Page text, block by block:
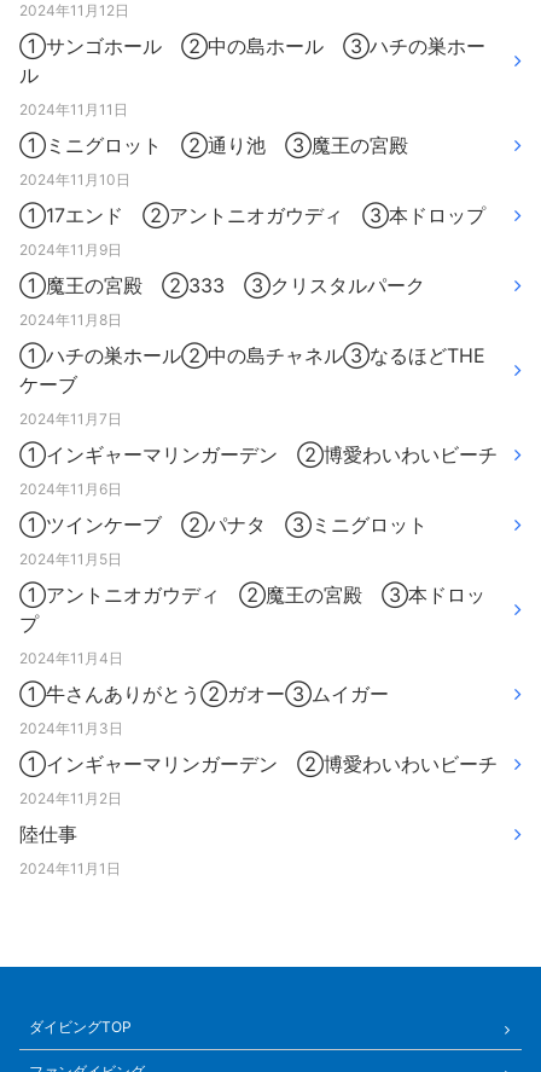
2024年11月12日
①サンゴホール ②中の島ホール ③ハチの巣ホー
ル
2024年11月11日
①ミニグロット ②通り池 ③魔王の宮殿
2024年11月10日
①17エンド ②アントニオガウディ ③本ドロップ
2024年11月9日
①魔王の宮殿 ②333 ③クリスタルパーク
2024年11月8日
①ハチの巣ホール②中の島チャネル③なるほどTHE
ケーブ
2024年11月7日
①インギャーマリンガーデン ②博愛わいわいビーチ
2024年11月6日
①ツインケーブ ②パナタ ③ミニグロット
2024年11月5日
①アントニオガウディ ②魔王の宮殿 ③本ドロッ
プ
2024年11月4日
①牛さんありがとう②ガオー③ムイガー
2024年11月3日
①インギャーマリンガーデン ②博愛わいわいビーチ
2024年11月2日
陸仕事
2024年11月1日
ダイビングTOP